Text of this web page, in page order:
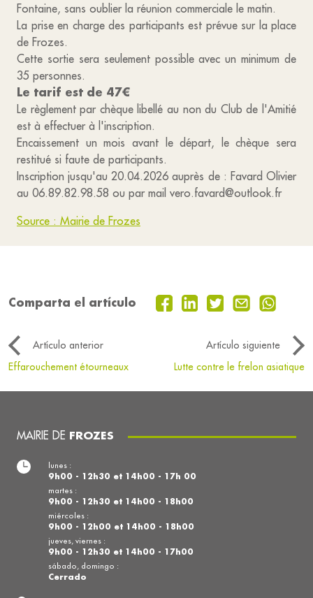
Fontaine, sans oublier la réunion commerciale le matin.
La prise en charge des participants est prévue sur la place
de Frozes.
Cette sortie sera seulement possible avec un minimum de
35 personnes.
Le tarif est de 47€
Le règlement par chèque libellé au non du Club de l'Amitié
est à effectuer à l'inscription.
Encaissement un mois avant le départ, le chèque sera
restitué si faute de participants.
Inscription jusqu'au 20.04.2026 auprès de : Favard Olivier
au 06.89.82.98.58 ou par mail vero.favard@outlook.fr
Source : Mairie de Frozes
Comparta el artículo
Artículo anterior
Artículo siguiente
Effarouchement étourneaux
Lutte contre le frelon asiatique
MAIRIE DE FROZES
lunes :
9h00 - 12h30 et 14h00 - 17h 00
martes :
9h00 - 12h30 et 14h00 - 18h00
miércoles :
9h00 - 12h00 et 14h00 - 18h00
jueves, viernes :
9h00 - 12h30 et 14h00 - 17h00
sábado, domingo :
Cerrado